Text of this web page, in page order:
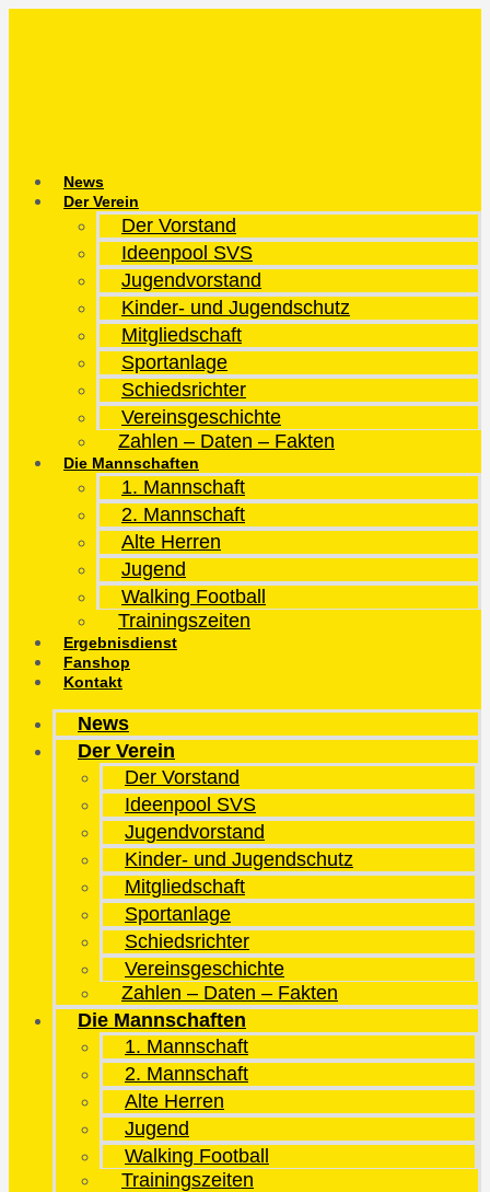
News
Der Verein
Der Vorstand
Ideenpool SVS
Jugendvorstand
Kinder- und Jugendschutz
Mitgliedschaft
Sportanlage
Schiedsrichter
Vereinsgeschichte
Zahlen – Daten – Fakten
Die Mannschaften
1. Mannschaft
2. Mannschaft
Alte Herren
Jugend
Walking Football
Trainingszeiten
Ergebnisdienst
Fanshop
Kontakt
News
Der Verein
Der Vorstand
Ideenpool SVS
Jugendvorstand
Kinder- und Jugendschutz
Mitgliedschaft
Sportanlage
Schiedsrichter
Vereinsgeschichte
Zahlen – Daten – Fakten
Die Mannschaften
1. Mannschaft
2. Mannschaft
Alte Herren
Jugend
Walking Football
Trainingszeiten